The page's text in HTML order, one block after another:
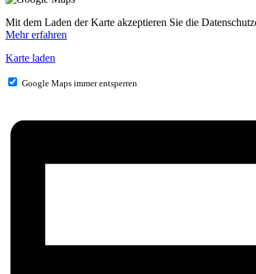
Mit dem Laden der Karte akzeptieren Sie die
Mehr erfahren
Karte laden
Google Maps immer entsperren